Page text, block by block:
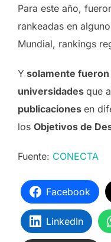
Para este año,
rankeadas en
Mundial, rankings
Y solamente fueron
universidades que
publicaciones en
los Objetivos de
Fuente: CONECTA
Facebook
LinkedIn